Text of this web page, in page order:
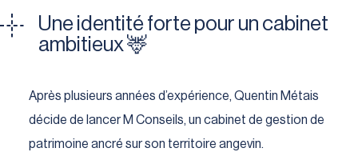
Une identité forte pour un cabinet
ambitieux 🦌
Après plusieurs années d’expérience, Quentin Métais
décide de lancer M Conseils, un cabinet de gestion de
patrimoine ancré sur son territoire angevin.